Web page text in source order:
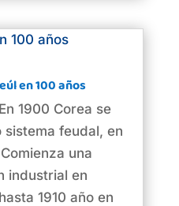
en 100 años
1900 Corea se
feudal, en
una
industrial en
1910 año en